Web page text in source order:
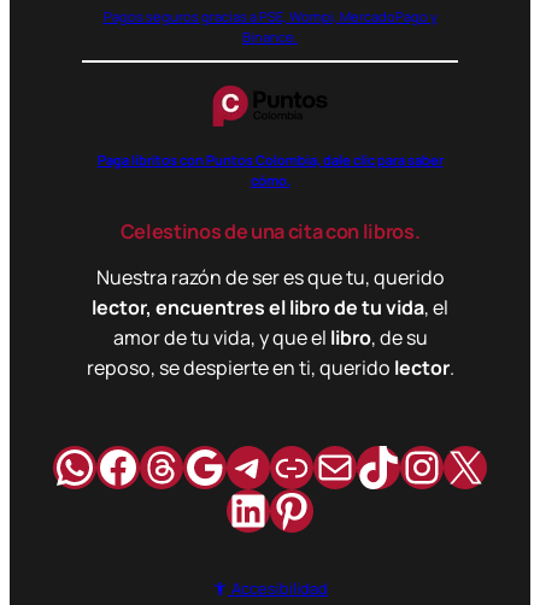
Pagos seguros gracias a PSE, Wompi, MercadoPago y
Binance.
Paga libritos con Puntos Colombia, dale clic para saber
cómo.
Celestinos de una cita con libros.
Nuestra razón de ser es que tu, querido
lector, encuentres el libro de tu vida, el
amor de tu vida, y que el libro, de su
reposo, se despierte en ti, querido lector.
WhatsApp
Facebook
Hilos
Google
Telegram
Enlace
Correo
TikTok
X
LinkedIn
Pinterest
Accesibilidad